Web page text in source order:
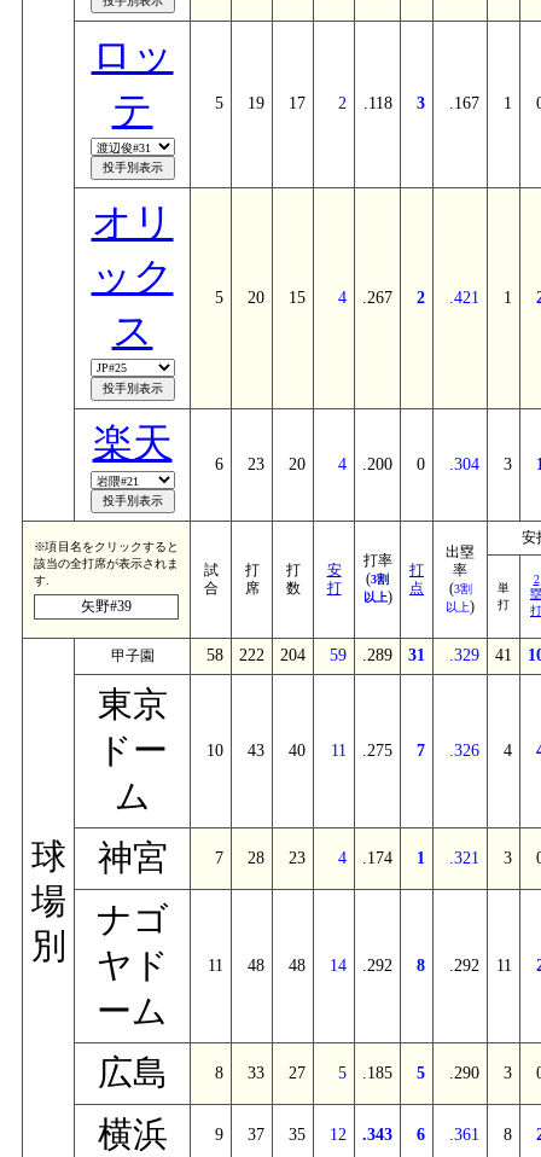
ロッ
テ
5 19 17 2 .118 3 .167 1
オリ
ック
ス
5 20 15 4 .267 2 .421 1
楽天 6 23 20 4 .200 0 .304 3
※項目名をクリックすると
該当の全打席が表示されま
す.
矢野#39
試
合
打
席
打
数
安
打
打率
(3割
以上)
打
点
出塁
率
(3割
以上)
安
単
打
2
塁
打
球
場
別
甲子園 58 222 204 59 .289 31 .329 41
東京
ドー
ム
10 43 40 11 .275 7 .326 4
神宮 7 28 23 4 .174 1 .321 3
ナゴ
ヤド
ーム
11 48 48 14 .292 8 .292 11
広島 8 33 27 5 .185 5 .290 3
横浜 9 37 35 12 .343 6 .361 8